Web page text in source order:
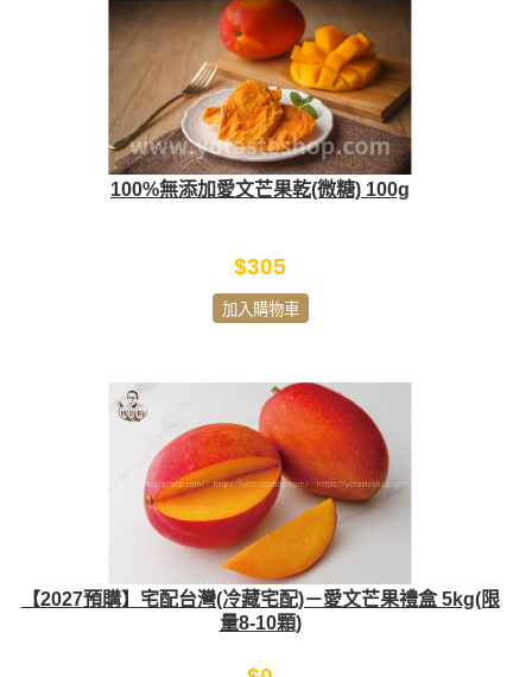
100%無添加愛文芒果乾(微糖) 100g
$305
加入購物車
【2027預購】宅配台灣(冷藏宅配)－愛文芒果禮盒 5kg(限
量8-10顆)